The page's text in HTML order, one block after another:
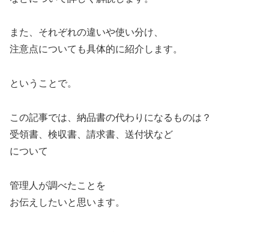
また、それぞれの違いや使い分け、
注意点についても具体的に紹介します。
ということで。
この記事では、納品書の代わりになるものは？
受領書、検収書、請求書、送付状など
について
管理人が調べたことを
お伝えしたいと思います。